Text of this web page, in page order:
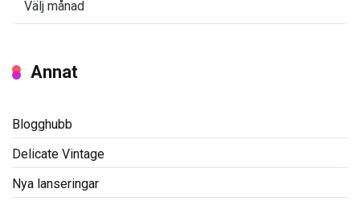
Annat
Blogghubb
Delicate Vintage
Nya lanseringar